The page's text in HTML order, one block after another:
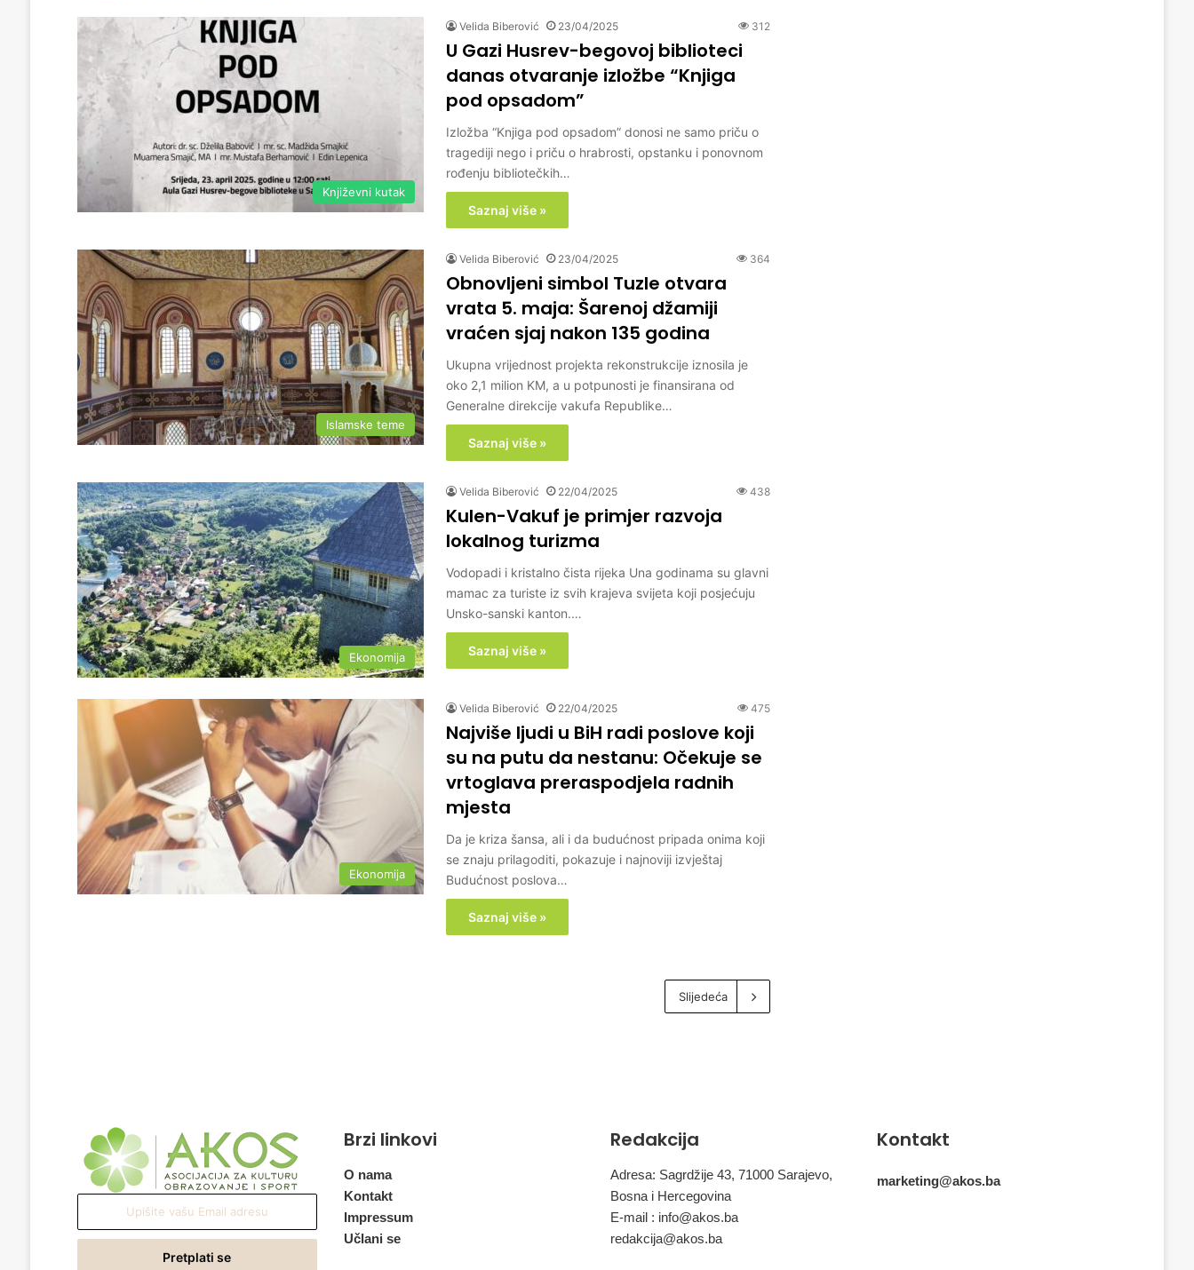
Književni kutak
Velida Biberović 23/04/2025 312
U Gazi Husrev-begovoj biblioteci
danas otvaranje izložbe “Knjiga
pod opsadom”
Izložba “Knjiga pod opsadom” donosi ne samo priču o
tragediji nego i priču o hrabrosti, opstanku i ponovnom
rođenju bibliotečkih…
Saznaj više »
Islamske teme
Velida Biberović 23/04/2025 364
Obnovljeni simbol Tuzle otvara
vrata 5. maja: Šarenoj džamiji
vraćen sjaj nakon 135 godina
Ukupna vrijednost projekta rekonstrukcije iznosila je
oko 2,1 milion KM, a u potpunosti je finansirana od
Generalne direkcije vakufa Republike…
Saznaj više »
Ekonomija
Velida Biberović 22/04/2025 438
Kulen-Vakuf je primjer razvoja
lokalnog turizma
Vodopadi i kristalno čista rijeka Una godinama su glavni
mamac za turiste iz svih krajeva svijeta koji posjećuju
Unsko-sanski kanton.…
Saznaj više »
Ekonomija
Velida Biberović 22/04/2025 475
Najviše ljudi u BiH radi poslove koji
su na putu da nestanu: Očekuje se
vrtoglava preraspodjela radnih
mjesta
Da je kriza šansa, ali i da budućnost pripada onima koji
se znaju prilagoditi, pokazuje i najnoviji izvještaj
Budućnost poslova…
Saznaj više »
Slijedeća
Email
Brzi linkovi
O nama
Kontakt
Impressum
Učlani se
Redakcija
Adresa: Sagrdžije 43, 71000 Sarajevo,
Bosna i Hercegovina
E-mail : info@akos.ba
redakcija@akos.ba
Kontakt
marketing@akos.ba